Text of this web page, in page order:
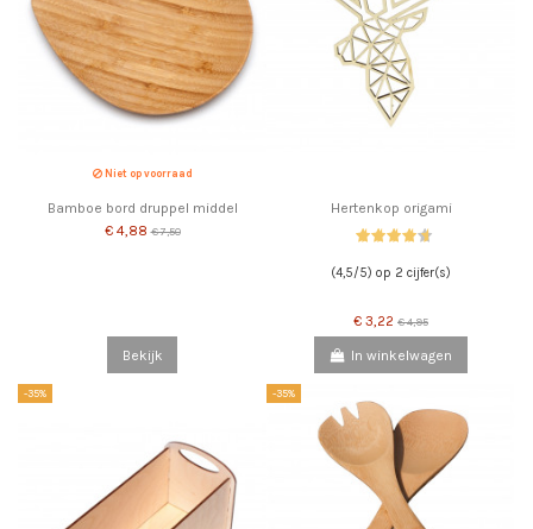
Niet op voorraad
Bamboe bord druppel middel
€ 4,88€ 7,50
Bekijk
Hertenkop origami
(4,5/5) op 2 cijfer(s)
€ 3,22 € 4,95
In winkelwagen
-35% -35%